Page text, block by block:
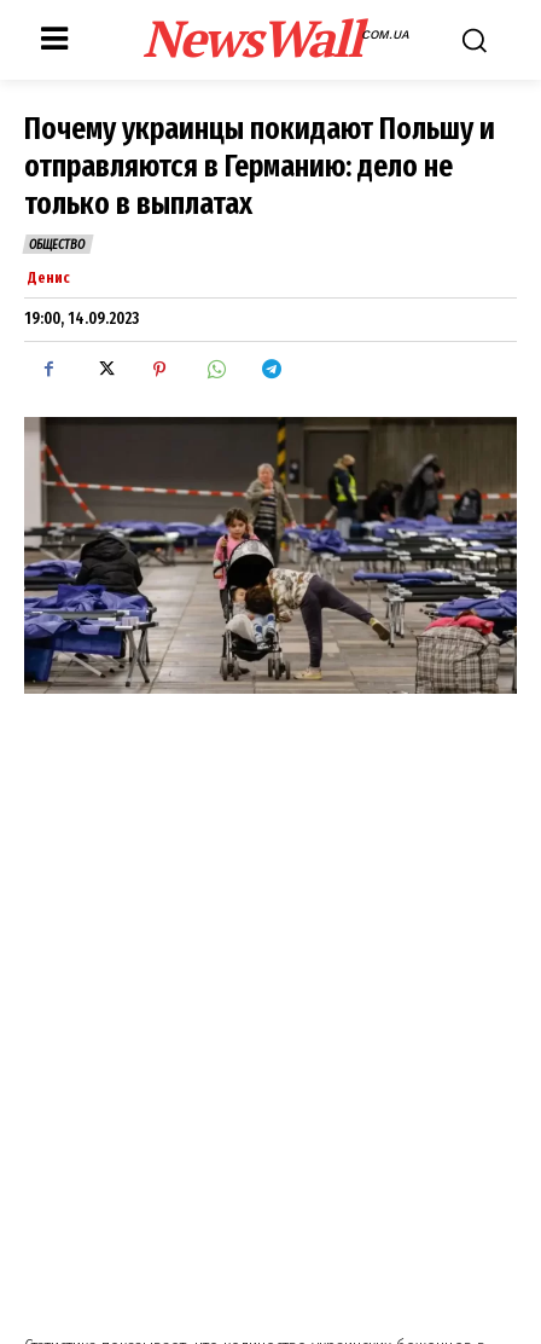
NewsWallCOM.UA
Почему украинцы покидают Польшу и
отправляются в Германию: дело не
только в выплатах
ОБЩЕСТВО
Денис
19:00, 14.09.2023